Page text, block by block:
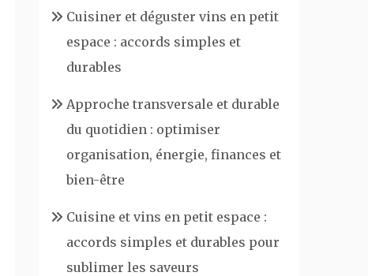
Cuisiner et déguster vins en petit
espace : accords simples et
durables
Approche transversale et durable
du quotidien : optimiser
organisation, énergie, finances et
bien-être
Cuisine et vins en petit espace :
accords simples et durables pour
sublimer les saveurs